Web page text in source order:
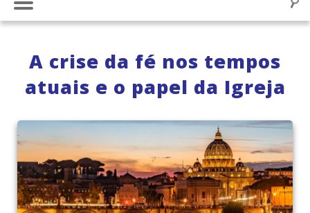
A crise da fé nos tempos
atuais e o papel da Igreja